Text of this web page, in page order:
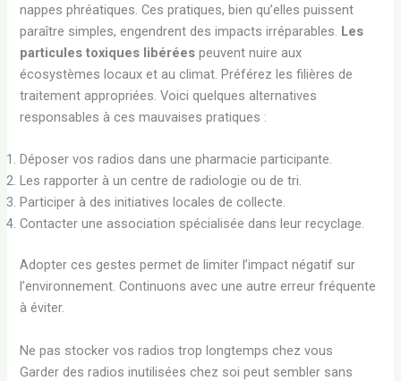
nappes phréatiques. Ces pratiques, bien qu’elles puissent
paraître simples, engendrent des impacts irréparables. Les
particules toxiques libérées peuvent nuire aux
écosystèmes locaux et au climat. Préférez les filières de
traitement appropriées. Voici quelques alternatives
responsables à ces mauvaises pratiques :
Déposer vos radios dans une pharmacie participante.
Les rapporter à un centre de radiologie ou de tri.
Participer à des initiatives locales de collecte.
Contacter une association spécialisée dans leur recyclage.
Adopter ces gestes permet de limiter l’impact négatif sur
l’environnement. Continuons avec une autre erreur fréquente
à éviter.
Ne pas stocker vos radios trop longtemps chez vous
Garder des radios inutilisées chez soi peut sembler sans